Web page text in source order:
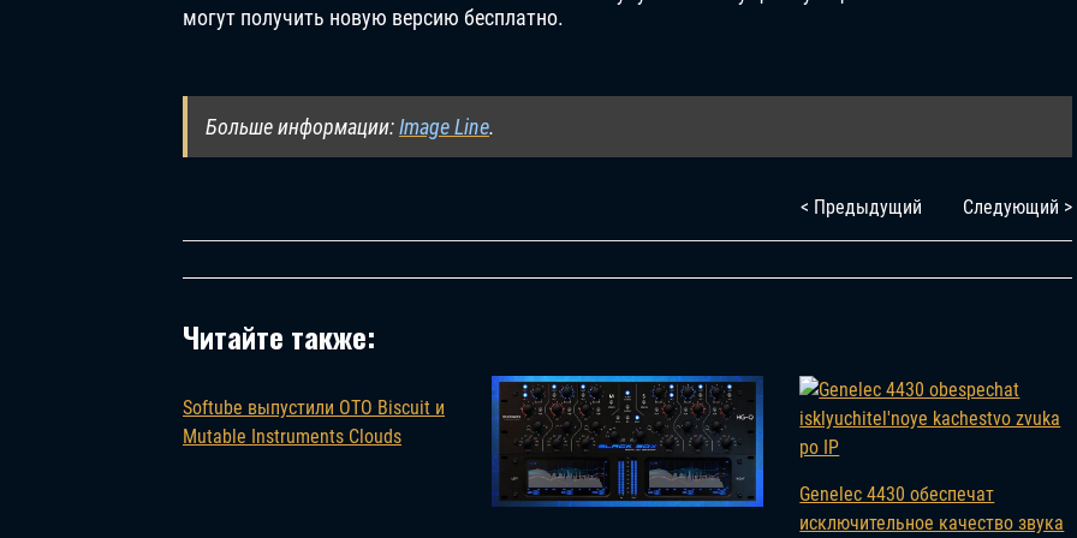
могут получить новую версию бесплатно.
Больше информации:Image Line.
< Предыдущий Следующий >
Читайте также:
Softube выпустили OTO Biscuit и
Mutable Instruments Clouds
Genelec 4430 обеспечат
исключительное качество звука